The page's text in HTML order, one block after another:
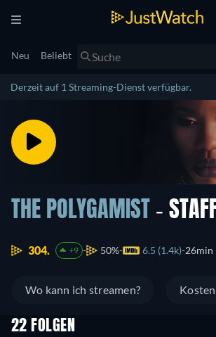
Neu Beliebt
Derzeit auf 1 Streaming-Dienst verfügbar.
THE POLYGAMIST -
304. +9 50% 6.5 (1.4k) 26min
Wo kann ich streamen?
22 FOLGEN